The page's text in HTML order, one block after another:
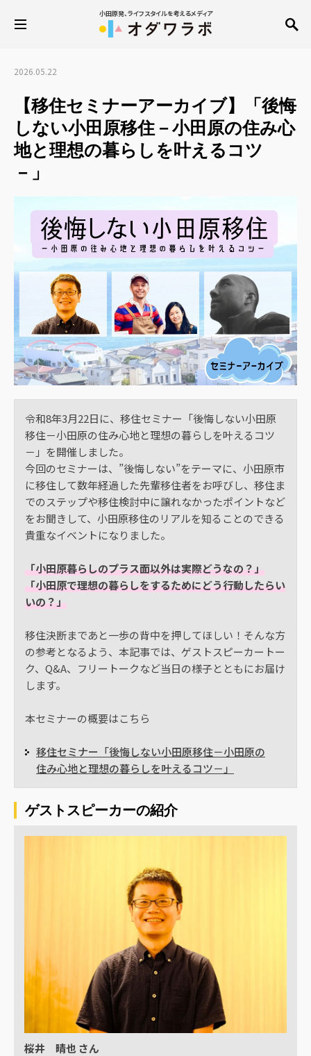
小田原発、ライフスタイルを考えるメディア
2026.05.22
【移住セミナーアーカイブ】「後悔
しない小田原移住－小田原の住み心
地と理想の暮らしを叶えるコツ
－」
令和8年3月22日に、移住セミナー「後悔しない小田原
移住－小田原の住み心地と理想の暮らしを叶えるコツ
－」を開催しました。
今回のセミナーは、”後悔しない”をテーマに、小田原市
に移住して数年経過した先輩移住者をお呼びし、移住ま
でのステップや移住検討中に譲れなかったポイントなど
をお聞きして、小田原移住のリアルを知ることのできる
貴重なイベントになりました。
「小田原暮らしのプラス面以外は実際どうなの？」
「小田原で理想の暮らしをするためにどう行動したらい
いの？」
移住決断まであと一歩の背中を押してほしい！そんな方
の参考となるよう、本記事では、ゲストスピーカートー
ク、Q&A、フリートークなど当日の様子とともにお届け
します。
本セミナーの概要はこちら
移住セミナー「後悔しない小田原移住－小田原の
住み心地と理想の暮らしを叶えるコツ－」
ゲストスピーカーの紹介
桜井 晴也 さん